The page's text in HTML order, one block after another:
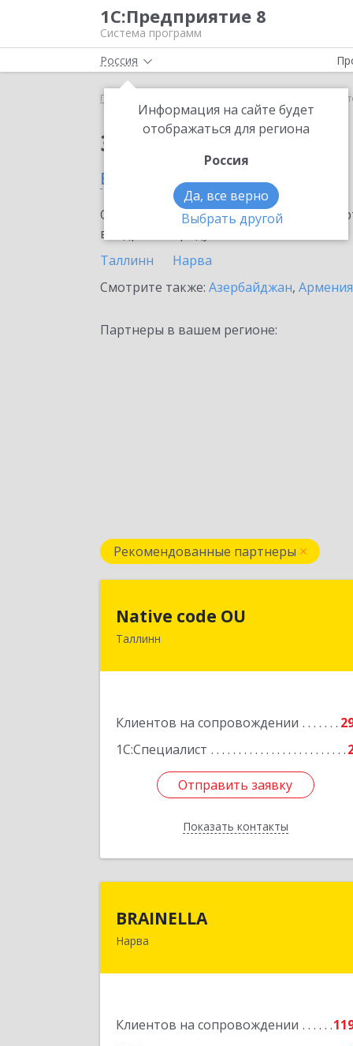
1С:Предприятие 8
Система программ
Россия
Информация на сайте будет
отображаться для региона
Россия
Да, все верно
Выбрать другой
Главная 1C-Store в
Заказать 1C-Store
в Эстонии
Ознакомьтесь с информационными
внедрение продукта.
Таллинн
Нарва
Смотрите также: Азербайджан, Армения
Партнеры в вашем регионе:
Рекомендованные партнеры
Native code OU
Таллинн
Клиентов на сопровождении
1С:Специалист
Отправить заявку
Показать контакты
13424, Estonia, Tallinn, Varese tn.10A-
Отправить заявку
Назад
BRAINELLA
Нарва
Клиентов на сопровождении